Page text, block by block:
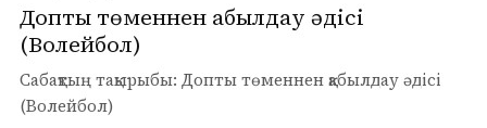
Допты төменнен қабылдау әдісі
(Волейбол)
Сабақтың тақырыбы: Допты төменнен қабылдау әдісі
(Волейбол)